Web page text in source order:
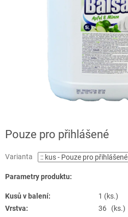
Pouze pro přihlášené
Varianta
Parametry produktu:
Kusů v balení:
1 (ks.)
Vrstva:
36 (ks.)